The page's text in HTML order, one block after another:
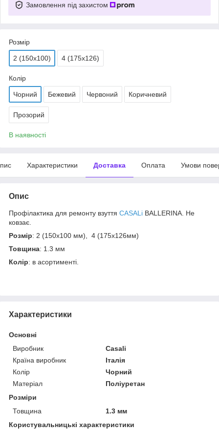
Замовлення під захистом
Розмір
2 (150х100) 4 (175х126)
Колір
Чорний Бежевий Червоний Коричневий
Прозорий
В наявності
Характеристики Доставка Оплата Умови
Опис
Профілактика для ремонту взуття CASALi BALLERINA. Не
ковзає.
Розмір: 2 (150х100 мм), 4 (175х126мм)
Товщина: 1.3 мм
Колір: в асортименті.
Характеристики
Основні
Виробник
Casali
Країна виробник
Італія
Колір
Чорний
Матеріал
Поліуретан
Розміри
Товщина
1.3 мм
Користувальницькі характеристики